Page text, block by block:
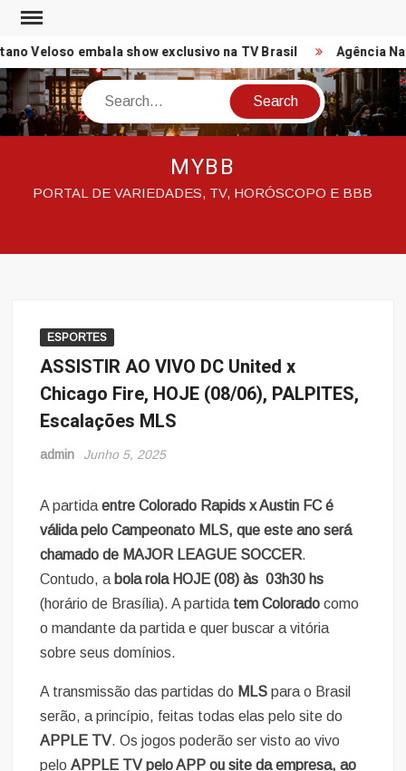
Skip
content
Veloso embala show exclusivo na TV Brasil Agência
Search
MYBB
PORTAL DE VARIEDADES, TV, HORÓSCOPO E BBB
ESPORTES
ASSISTIR AO VIVO DC United x
Chicago Fire, HOJE (08/06), PALPITES,
Escalações MLS
admin Junho 5, 2025
A partidaentre Colorado Rapids x Austin FC é
válida pelo Campeonato MLS, que este ano será
chamado de MAJOR LEAGUE SOCCER.
Contudo, a bola rola HOJE (08) às 03h30 hs
(horário de Brasília). A partida tem Coloradocomo
o mandante da partida e quer buscar a vitória
sobre seus domínios.
A transmissão das partidas do MLSpara o Brasil
serão, a princípio, feitas todas elas pelo site do
APPLE TV. Os jogos poderão ser visto ao vivo
peloAPPLE TVpelo APP ou site da empresa, ao